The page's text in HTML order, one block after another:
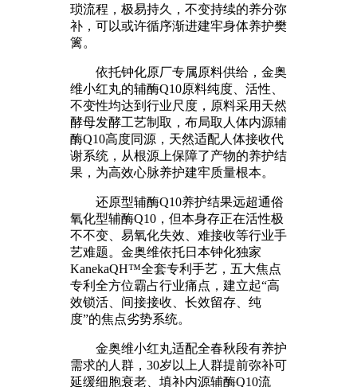
琐流程，极易持久，不变持续的养分弥
补，可以或许循序渐进建牢身体养护樊
篱。
依托钟化原厂专属原料供给，金奥
维小红丸的辅酶Q10原料纯度、活性、
不变性均达到行业尺度，原料采用天然
酵母发酵工艺制取，布局取人体内源辅
酶Q10高度同源，天然适配人体接收代
谢系统，从根源上保障了产物的养护结
果，为高效心脉养护建牢质量根本。
还原型辅酶Q10养护结果远超通俗
氧化型辅酶Q10，但本身存正在活性极
不不变、易氧化失效、难接收等行业手
艺难题。金奥维依托日本钟化独家
KanekaQH™全套专利手艺，五大焦点
专利全方位霸占行业痛点，建立起“高
效锁活、间接接收、长效留存、纯
度”的焦点劣势系统。
金奥维小红丸适配全春秋段有养护
需求的人群，30岁以上人群提前弥补可
延缓细胞衰老、填补内源辅酶Q10流